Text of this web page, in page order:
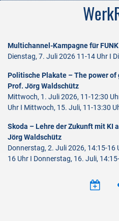
Multichannel-Kampagne für
Dienstag, 7. Juli 2026 11-14 Uhr I
Politische Plakate – The power
Prof. Jörg Waldschütz
Mittwoch, 1. Juli 2026, 11-12:30
Uhr I Mittwoch, 15. Juli, 11-13:30
Skoda – Lehre der Zukunft mit KI
Jörg Waldschütz
Donnerstag, 2. Juli 2026, 14:15-16
16 Uhr I Donnerstag, 16. Juli,